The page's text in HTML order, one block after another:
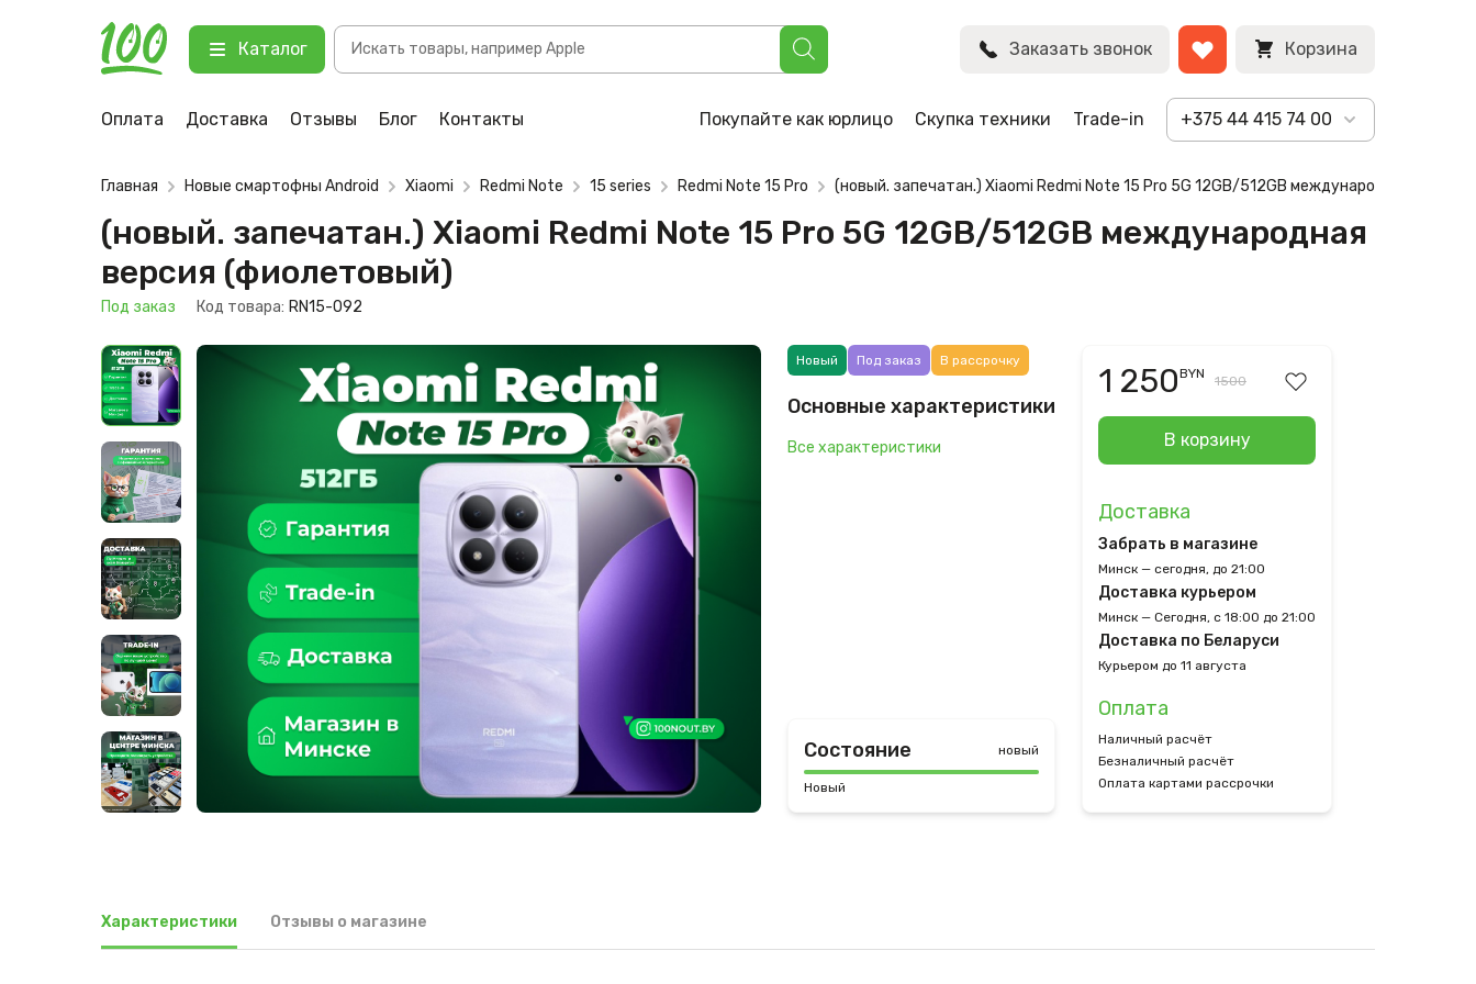
Каталог
Поиск
товаров
Заказать звонок Корзина
Оплата Доставка Отзывы Блог Контакты Покупайте как юрлицо Скупка техники Trade-in +375 44 415 74 00
(новый. запечатан.) Xiaomi Redmi Note 15 Pro 5G 12GB/512GB международная версия (фиолетовый)
123 Под заказ
BYN
Главная Новые смартофны Android Xiaomi Redmi Note 15 series Redmi Note 15 Pro (новый. запечатан.) Xiaomi Redmi Note 15 Pro 5G 12GB/512GB международная
(новый. запечатан.) Xiaomi Redmi Note 15 Pro 5G 12GB/512GB международная
версия (фиолетовый)
Под заказ Код товара: RN15-092
Новый Под заказ В рассрочку
Основные характеристики
Все характеристики
Состояние новый
Новый
1 250BYN 1500
В корзину
Доставка
Забрать в магазине
Минск — сегодня, до 21:00
Доставка курьером
Минск — Сегодня, с 18:00 до 21:00
Доставка по Беларуси
Курьером до 11 августа
Оплата
Наличный расчёт
Безналичный расчёт
Оплата картами рассрочки
Характеристики Отзывы о магазине